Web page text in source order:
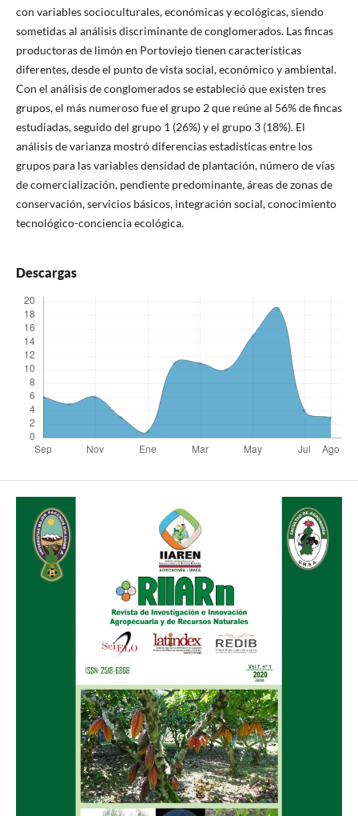
con variables socioculturales, económicas y ecológicas, siendo
sometidas al análisis discriminante de conglomerados. Las fincas
productoras de limón en Portoviejo tienen características
diferentes, desde el punto de vista social, económico y ambiental.
Con el análisis de conglomerados se estableció que existen tres
grupos, el más numeroso fue el grupo 2 que reúne al 56% de fincas
estudiadas, seguido del grupo 1 (26%) y el grupo 3 (18%). El
análisis de varianza mostró diferencias estadísticas entre los
grupos para las variables densidad de plantación, número de vías
de comercialización, pendiente predominante, áreas de zonas de
conservación, servicios básicos, integración social, conocimiento
tecnológico-conciencia ecológica.
Descargas